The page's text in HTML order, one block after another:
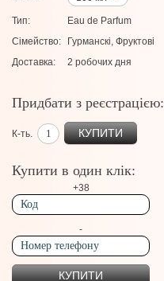
Тип:
Eau de Parfum
Сімейство:
Гурманскі, Фруктові
Доставка:
2 робочих дня
Придбати з реєстрацією:
К-ть. КУПИТИ
Купити в один клік:
+38
-